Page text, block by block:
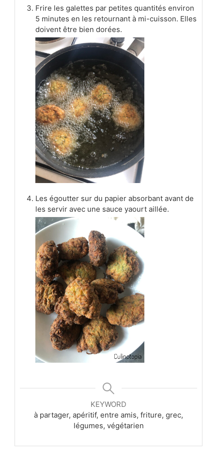
Frire les galettes par petites quantités environ
5 minutes en les retournant à mi-cuisson. Elles
doivent être bien dorées.
Les égoutter sur du papier absorbant avant de
les servir avec une sauce yaourt aillée.
KEYWORD
à partager, apéritif, entre amis, friture, grec,
légumes, végétarien